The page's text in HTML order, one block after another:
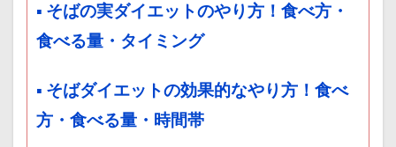
▪ そばの実ダイエットのやり方！食べ方・
食べる量・タイミング
▪ そばダイエットの効果的なやり方！食べ
方・食べる量・時間帯